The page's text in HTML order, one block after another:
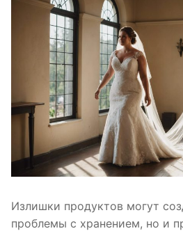
Излишки продуктов могут
проблемы с хранением, но и